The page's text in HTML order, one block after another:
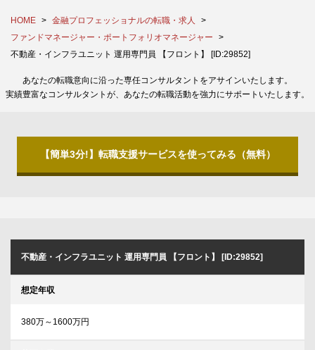
HOME
金融プロフェッショナルの転職・求人
ファンドマネージャー・ポートフォリオマネージャー
不動産・インフラユニット 運用専門員 【フロント】 [ID:29852]
あなたの転職意向に沿った専任コンサルタントをアサインいたします。
実績豊富なコンサルタントが、あなたの転職活動を強力にサポートいたします。
【簡単3分!】転職支援サービスを使ってみる（無料）
不動産・インフラユニット 運用専門員 【フロント】 [ID:29852]
想定年収
380万～1600万円